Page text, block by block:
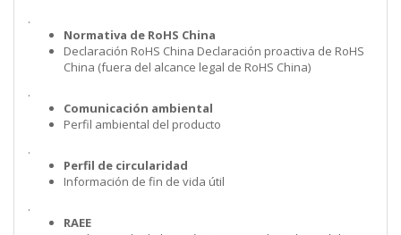
.
Normativa de RoHS China
Declaración RoHS China Declaración proactiva de RoHS
China (fuera del alcance legal de RoHS China)
.
Comunicación ambiental
Perfil ambiental del producto
.
Perfil de circularidad
Información de fin de vida útil
.
RAEE